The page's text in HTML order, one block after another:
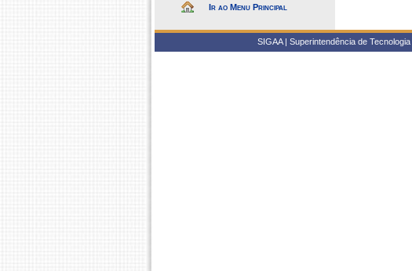
Ir ao Menu Principal
SIGAA | Superintendência de